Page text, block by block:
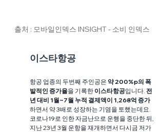
출처 : 모바일인덱스 INSIGHT - 소비 인덱스
이스타항공
항공 업종의 두번째 주인공은 약 200%p의 폭
발적인 증가율을 기록한 이스타항공입니다. 전
년 대비 1월~7월 누적 결제액이 1,268억 증가
하면서 약 3배로 성장하는 기염을 토했는데요.
코로나19로 인한 자금난으로 운행을 중단한 뒤,
지난 23년 3월 운항을 재개하면서 다시금 저가